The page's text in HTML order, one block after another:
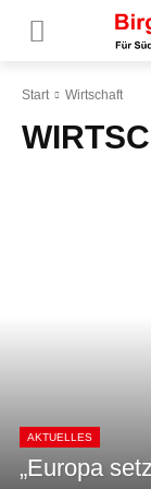
Start Wirtschaft
AKTUELLES
„Europa